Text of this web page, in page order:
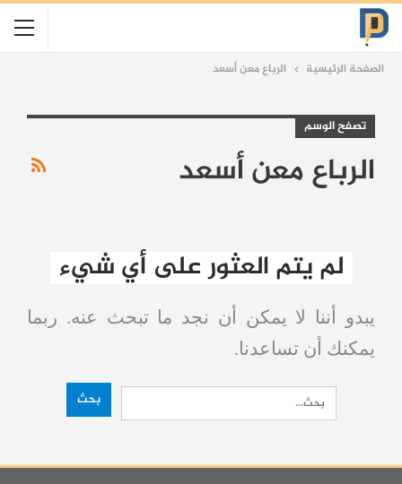
الصفحة الرئيسية الرباع معن أسعد
تصفح الوسم
الرباع معن أسعد
لم يتم العثور على أي شيء
يبدو أننا لا يمكن أن نجد ما تبحث عنه. ربما
يمكنك أن تساعدنا.